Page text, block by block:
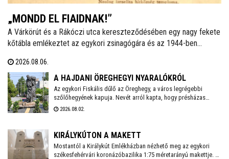
„MONDD EL FIAIDNAK!”
A Várkörút és a Rákóczi utca kereszteződésében egy nagy fekete
kőtábla emlékeztet az egykori zsinagógára és az 1944-ben
legtöbben a vészkorszakot és az azt közvetlenül megelőző
éveket idézik fel. Talán azért, mert nem ismerik a korábbi időket,
mint ahogy sokan azt sem tudják: ma is létezik hitközség a
városban.
2026.08.06.
A HAJDANI ÖREGHEGYI NYARALÓKRÓL
Az egykori Fiskális dűlő az Öreghegy, a város legrégebbi
szőlőhegyének kapuja. Nevét arról kapta, hogy présházas
telkeit többnyire városi tisztviselők, hivatalnokok vásárolták
kereszteket és más emlékeket emeltek. A környéket egy
2026.08.02.
KIRÁLYKÚTON A MAKETT
Mostantól a Királykút Emlékházban nézhető meg az egykori
székesfehérvári koronázóbazilika 1:75 méretarányú makettje. A